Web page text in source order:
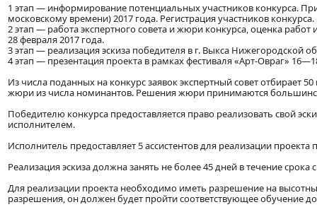
1 этап — информирование потенциальных участников конкурса.
московскому времени) 2017 года. Регистрация участников конкурса.
2 этап — работа экспертного совета и жюри конкурса, оценка
28 февраля 2017 года.
3 этап — реализация эскиза победителя в г. Выкса Нижегородской
4 этап — презентация проекта в рамках фестиваля «Арт-Овраг»
Из числа поданных на конкурс заявок экспертный совет отбирает
жюри из числа номинантов. Решения жюри принимаются
Победителю конкурса предоставляется право реализовать свой
исполнителем.
Исполнитель предоставляет 5 ассистентов для реализации проекта
Реализация эскиза должна занять не более 45 дней в течение срока
Для реализации проекта необходимо иметь разрешение на
разрешения, он должен будет пройти соответствующее обучение